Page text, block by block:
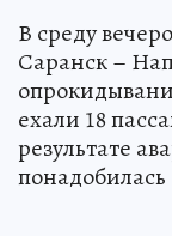
В среду
Саранск –
ехали 18
результате